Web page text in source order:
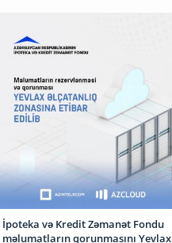
İpoteka və Kredit Zəmanət Fondu
məlumatların qorunmasını Yevlax